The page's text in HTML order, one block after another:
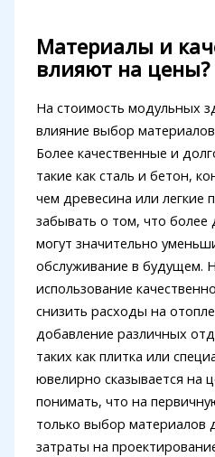
Материалы и
влияют на цены?
На стоимость модульных
влияние выбор
Более качественные и
такие как сталь и бетон,
чем древесина или легкие
забывать о том, что
могут значительно
обслуживание в будущем.
использование
снизить расходы на
добавление различных
таких как плитка или
ювелирно сказывается на
понимать, что на
только выбор материалов
затраты на